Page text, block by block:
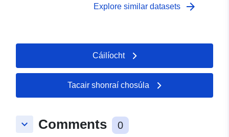
Explore similar datasets arrow_forward
Cáilíocht
Tacair shonraí chosúla
keyboard_arrow_down Comments 0